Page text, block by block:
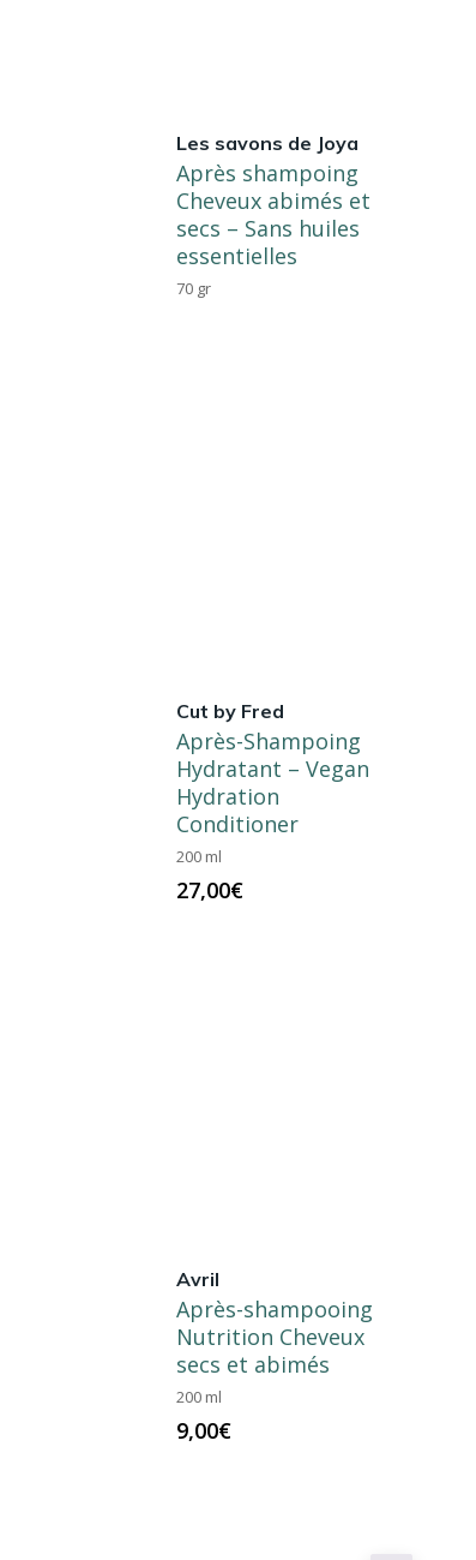
Les savons de Joya
Après shampoing
Cheveux abimés et
secs – Sans huiles
essentielles
70 gr
Cut by Fred
Après-Shampoing
Hydratant – Vegan
Hydration
Conditioner
200 ml
27,00€
Avril
Après-shampooing
Nutrition Cheveux
secs et abimés
200 ml
9,00€